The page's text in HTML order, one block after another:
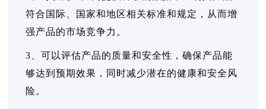
符合国际、国家和地区相关标准和规定，从而增
强产品的市场竞争力。
3、可以评估产品的质量和安全性，确保产品能
够达到预期效果，同时减少潜在的健康和安全风
险。